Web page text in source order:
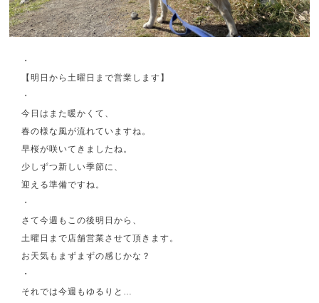
・
【明日から土曜日まで営業します】
・
今日はまた暖かくて、
春の様な風が流れていますね。
早桜が咲いてきましたね。
少しずつ新しい季節に、
迎える準備ですね。
・
さて今週もこの後明日から、
土曜日まで店舗営業させて頂きます。
お天気もまずまずの感じかな？
・
それでは今週もゆるりと…